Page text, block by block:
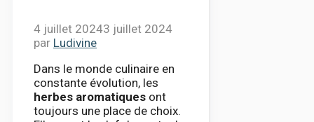
4 juillet 20243 juillet 2024
par Ludivine
Dans le monde culinaire en
constante évolution, les
herbes aromatiques ont
toujours une place de choix.